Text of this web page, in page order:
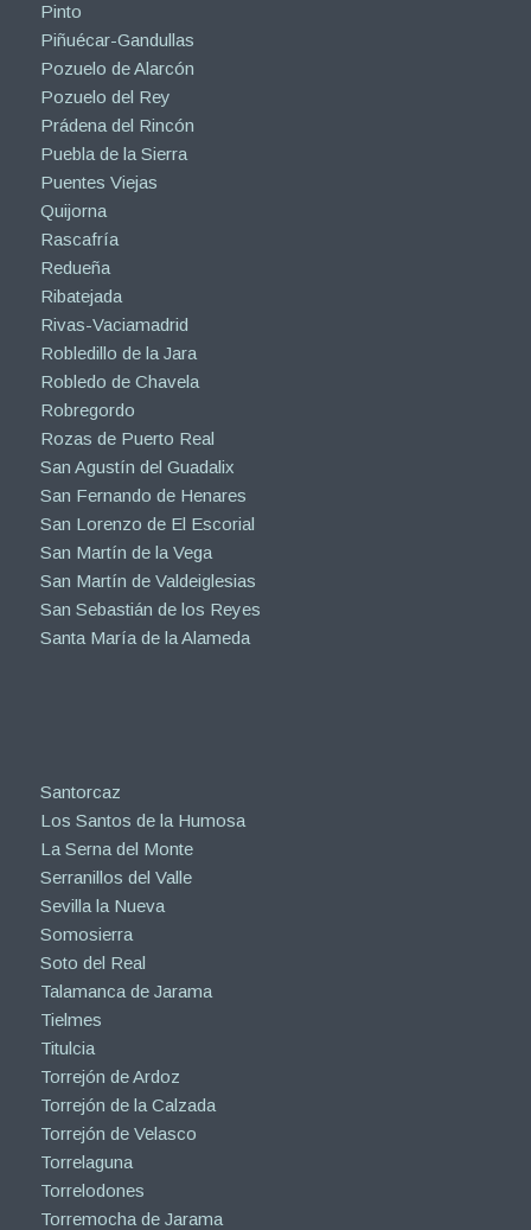
Pinto
Piñuécar-Gandullas
Pozuelo de Alarcón
Pozuelo del Rey
Prádena del Rincón
Puebla de la Sierra
Puentes Viejas
Quijorna
Rascafría
Redueña
Ribatejada
Rivas-Vaciamadrid
Robledillo de la Jara
Robledo de Chavela
Robregordo
Rozas de Puerto Real
San Agustín del Guadalix
San Fernando de Henares
San Lorenzo de El Escorial
San Martín de la Vega
San Martín de Valdeiglesias
San Sebastián de los Reyes
Santa María de la Alameda
Santorcaz
Los Santos de la Humosa
La Serna del Monte
Serranillos del Valle
Sevilla la Nueva
Somosierra
Soto del Real
Talamanca de Jarama
Tielmes
Titulcia
Torrejón de Ardoz
Torrejón de la Calzada
Torrejón de Velasco
Torrelaguna
Torrelodones
Torremocha de Jarama